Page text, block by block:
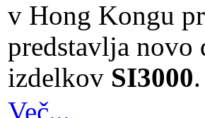
v Hong Kongu
predstavlja novo
izdelkov SI3000.
Več...